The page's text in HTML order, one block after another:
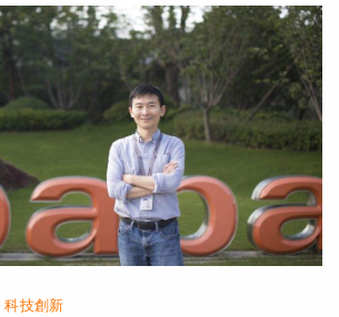
科技創新